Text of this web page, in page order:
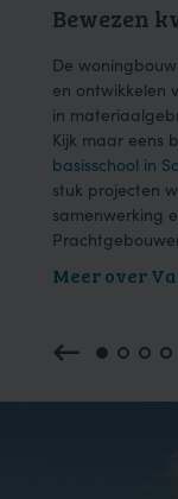
Bewezen
De
en ontwikkelen
in
Kijk maar eens
basisschool in
stuk projecten
samenwerking
Meer over